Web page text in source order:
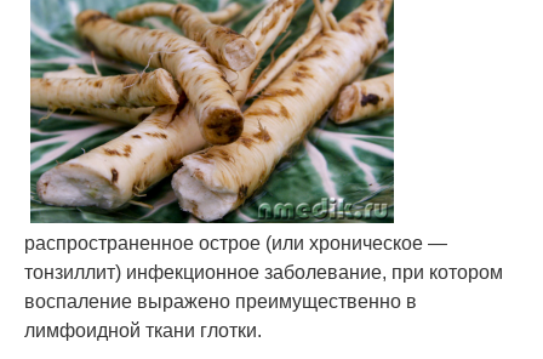
распространенное острое (или хроническое —
тонзиллит) инфекционное заболевание, при котором
воспаление выражено преимущественно в
лимфоидной ткани глотки.